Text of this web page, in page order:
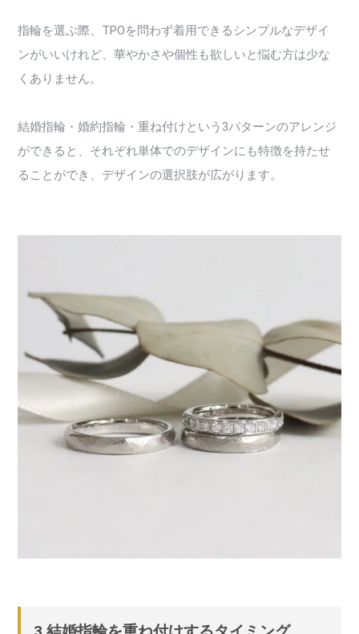
指輪を選ぶ際、TPOを問わず着用できるシンプルなデザイ
ンがいいけれど、華やかさや個性も欲しいと悩む方は少な
くありません。
結婚指輪・婚約指輪・重ね付けという3パターンのアレンジ
ができると、それぞれ単体でのデザインにも特徴を持たせ
ることができ、デザインの選択肢が広がります。